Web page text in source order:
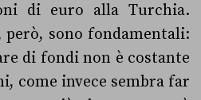
di euro alla Turchia.
sono fondamentali:
di fondi non è costante
come invece sembra far